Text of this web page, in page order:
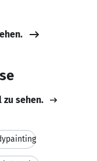
zu sehen.